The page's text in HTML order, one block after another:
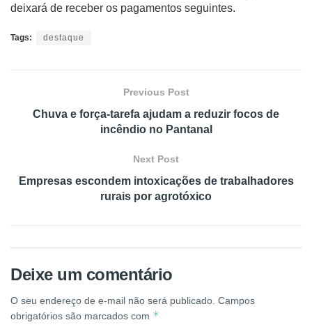
deixará de receber os pagamentos seguintes.
Tags: destaque
Previous Post
Chuva e força-tarefa ajudam a reduzir focos de
incêndio no Pantanal
Next Post
Empresas escondem intoxicações de trabalhadores
rurais por agrotóxico
Deixe um comentário
O seu endereço de e-mail não será publicado. Campos
obrigatórios são marcados com *